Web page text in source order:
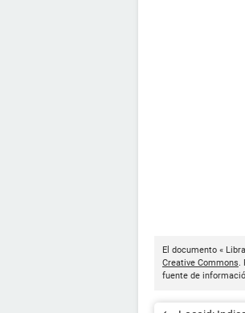
El documento «
Creative Commons.
fuente de